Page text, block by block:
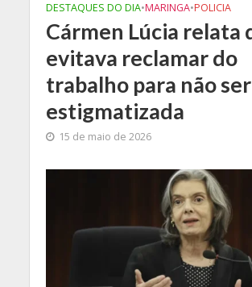
DESTAQUES DO DIA•MARINGA•POLICIA
Cármen Lúcia relata
evitava reclamar do
trabalho para não ser
estigmatizada
15 de maio de 2026